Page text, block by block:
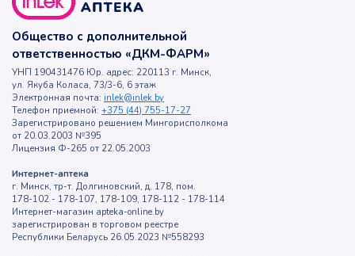
Общество с дополнительной
ответственностью «ДКМ-ФАРМ»
УНП 190431476 Юр. адрес: 220113 г. Минск,
ул. Якуба Коласа, 73/3-6, 6 этаж
Электронная почта: inlek@inlek.by
Телефон приемной: +375 (44) 755-17-27
Зарегистрировано решением Мингорисполкома
от 20.03.2003 №395
Лицензия Ф-265 от 22.05.2003
Интернет-аптека
г. Минск, тр-т. Долгиновский, д. 178, пом.
178-102 - 178-107, 178-109, 178-112 - 178-114
Интернет-магазин apteka-online.by
зарегистрирован в торговом реестре
Республики Беларусь 26.05.2023 №558293